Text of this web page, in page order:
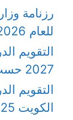
رزنامة
للعام 2027/2026
2027 حسب وزارة التربية
التقويم
الكويت 2026/2025